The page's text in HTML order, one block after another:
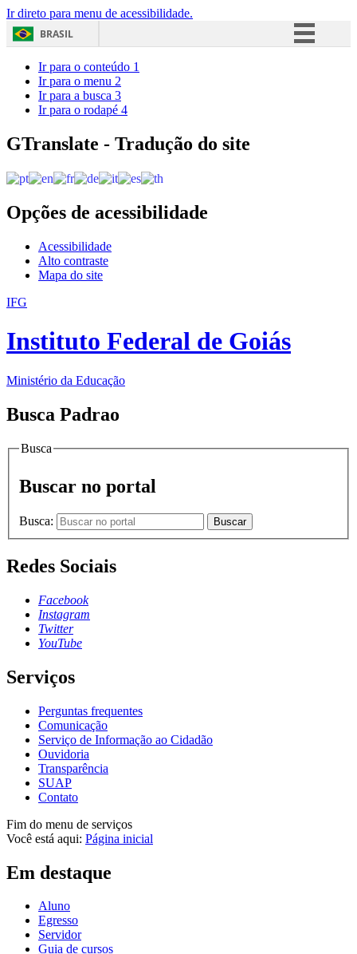
Ir direto para menu de acessibilidade.
BRASIL
Acesso à informação
Ir para o conteúdo 1
Ir para o menu 2
Ir para a busca 3
Ir para o rodapé 4
GTranslate - Tradução do site
Opções de acessibilidade
Acessibilidade
Alto contraste
Mapa do site
IFG
Instituto Federal de Goiás
Ministério da Educação
Busca Padrao
Busca
Buscar no portal
Busca: Buscar
Redes Sociais
Facebook
Instagram
Twitter
YouTube
Serviços
Perguntas frequentes
Comunicação
Serviço de Informação ao Cidadão
Ouvidoria
Transparência
SUAP
Contato
Fim do menu de serviços
Você está aqui: Página inicial
Em destaque
Aluno
Egresso
Servidor
Guia de cursos